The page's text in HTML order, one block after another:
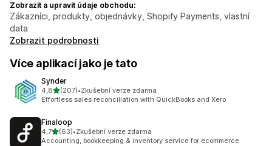
Zobrazit a upravit údaje obchodu:
Zákazníci, produkty, objednávky, Shopify Payments, vlastní
data
Zobrazit podrobnosti
Více aplikací jako je tato
Synder
4,8z 5 hvězd
(207)
Celkový počet recenzí: 207
•Zkušební verze zdarma
Effortless sales reconciliation with QuickBooks and Xero
Finaloop
4,7z 5 hvězd
(63)
Celkový počet recenzí: 63
•Zkušební verze zdarma
Accounting, bookkeeping & inventory service for ecommerce